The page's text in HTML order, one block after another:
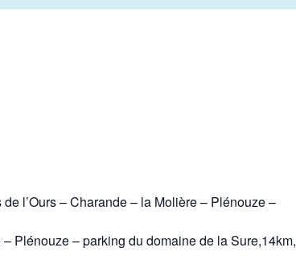
l’Ours – Charande – la Molière – Plénouze –
Plénouze – parking du domaine de la Sure,14km,